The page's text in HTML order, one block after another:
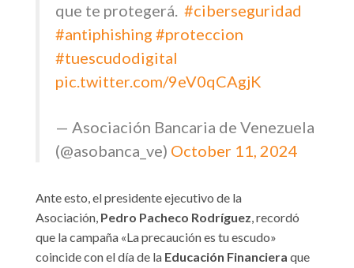
que te protegerá. #ciberseguridad
#antiphishing #proteccion
#tuescudodigital
pic.twitter.com/9eV0qCAgjK
— Asociación Bancaria de Venezuela
(@asobanca_ve) October 11, 2024
Ante esto, el presidente ejecutivo de la
Asociación, Pedro Pacheco Rodríguez, recordó
que la campaña «La precaución es tu escudo»
coincide con el día de la Educación Financiera que